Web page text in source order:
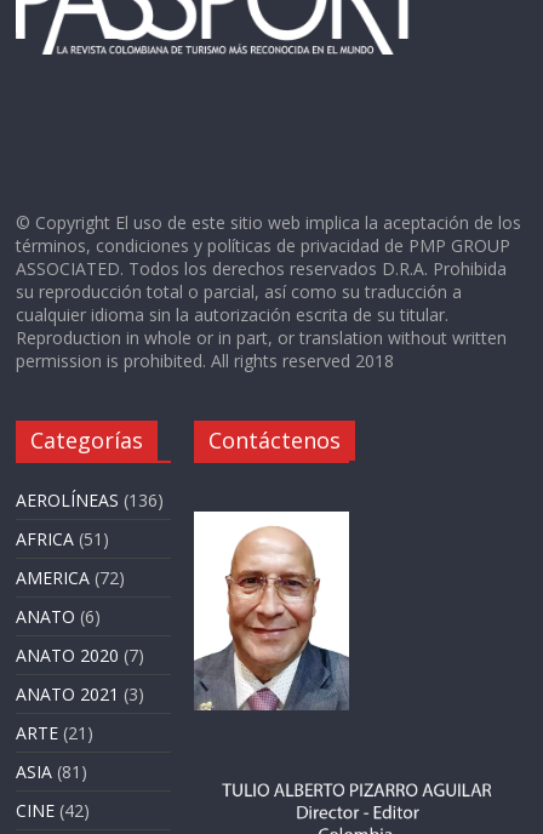
© Copyright El uso de este sitio web implica la aceptación de los
términos, condiciones y políticas de privacidad de PMP GROUP
ASSOCIATED. Todos los derechos reservados D.R.A. Prohibida
su reproducción total o parcial, así como su traducción a
cualquier idioma sin la autorización escrita de su titular.
Reproduction in whole or in part, or translation without written
permission is prohibited. All rights reserved 2018
Categorías
AEROLÍNEAS (136)
AFRICA (51)
AMERICA (72)
ANATO (6)
ANATO 2020 (7)
ANATO 2021 (3)
ARTE (21)
ASIA (81)
CINE (42)
Contáctenos